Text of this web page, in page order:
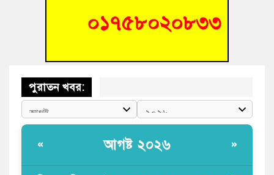
হোমনায় বিধবা নারীর জমি দখল ও জীবননাশের হুমকির অভিযোগ
পুরাতন খবর:
« আগষ্ট ২০২৬ »